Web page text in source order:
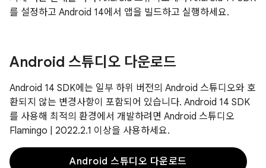
를 설정하고 Android 14에서 앱을 빌드하고 실행하세요.
Android 스튜디오 다운로드
Android 14 SDK에는 일부 하위 버전의 Android 스튜디오와 호
환되지 않는 변경사항이 포함되어 있습니다. Android 14 SDK
를 사용해 최적의 환경에서 개발하려면 Android 스튜디오
Flamingo | 2022.2.1 이상을 사용하세요.
Android 스튜디오 다운로드